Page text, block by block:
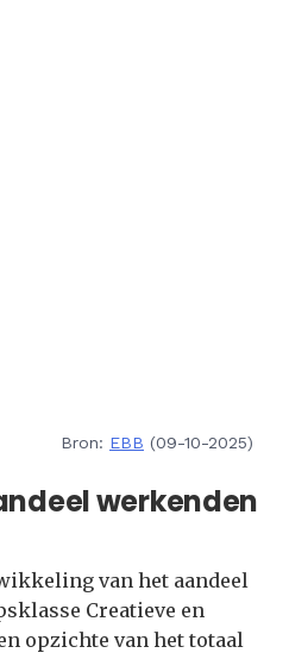
Bron: EBB (09-10-2025)
werkenden
van het aandeel
Creatieve en
opzichte van het totaal